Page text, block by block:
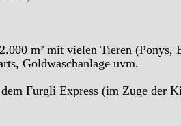
m² mit vielen Tieren (Ponys,
Goldwaschanlage uvm.
Furgli Express (im Zuge der